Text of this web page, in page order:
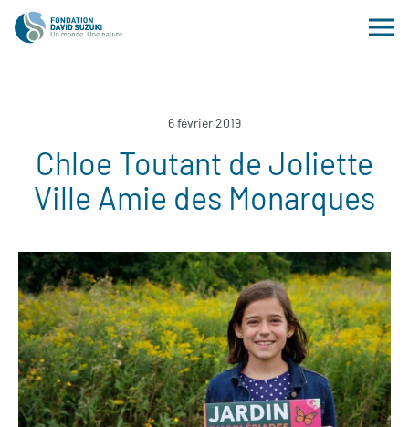
6 février 2019
Chloe Toutant de Joliette
Ville Amie des Monarques